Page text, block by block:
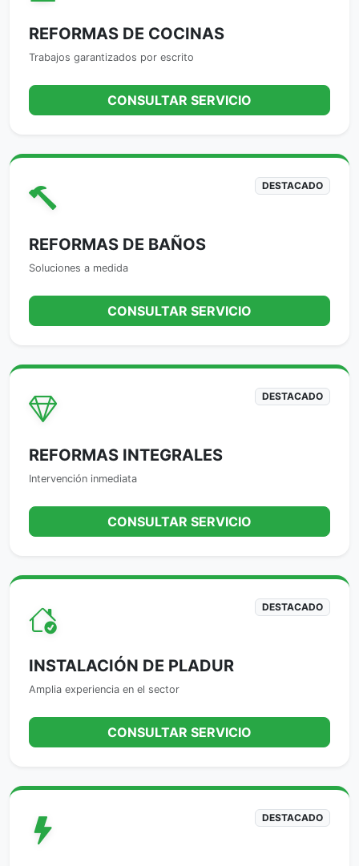
REFORMAS DE COCINAS
Trabajos garantizados por escrito
CONSULTAR SERVICIO
DESTACADO
REFORMAS DE BAÑOS
Soluciones a medida
CONSULTAR SERVICIO
DESTACADO
REFORMAS INTEGRALES
Intervención inmediata
CONSULTAR SERVICIO
DESTACADO
INSTALACIÓN DE PLADUR
Amplia experiencia en el sector
CONSULTAR SERVICIO
DESTACADO